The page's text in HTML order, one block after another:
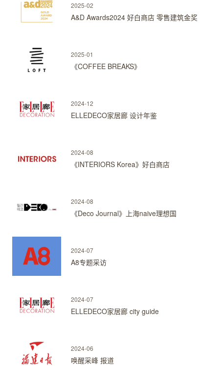
2025-02
A&D Awards2024 好白商店 零售建筑金奖
2025-01
《COFFEE BREAKS》
2024-12
ELLEDECO家居廊 设计年鉴
2024-08
《INTERIORS Korea》好白商店
2024-08
《Deco Journal》上海naive理想国
2024-07
A8专题采访
2024-07
ELLEDECO家居廊 city guide
2024-06
唤醒采峰 报道